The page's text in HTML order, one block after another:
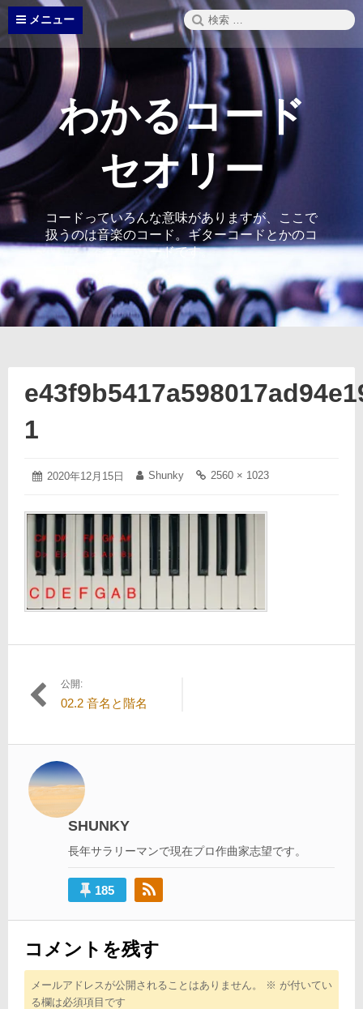
コ
テ
ン
ッ
プ
メニュー
検
索:
わかるコード
セオリー
コードっていろんな意味がありますが、ここで
扱うのは音楽のコード。ギターコードとかのコ
ードです。
1
投
2020年12月15日
2020
月
日
投
Shunky
フ
イ
ン
2560 × 1023
投
ナ
ビ
ゲ
ー
公開:
02.2 音名と階名
SHUNKY
長年サラリーマンで現在プロ作曲家志望です。
185
コメントを残す
メールアドレスが公開されることはありません。 ※ が付いてい
る欄は必須項目です